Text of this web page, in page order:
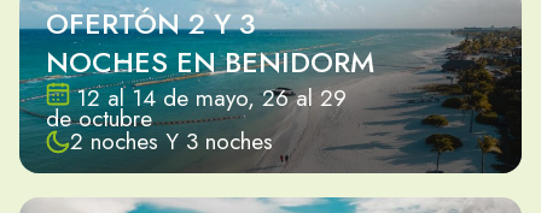
OFERTÓN 2 Y 3
NOCHES EN BENIDORM
12 al 14 de mayo, 26 al 29
de octubre
2 noches Y 3 noches